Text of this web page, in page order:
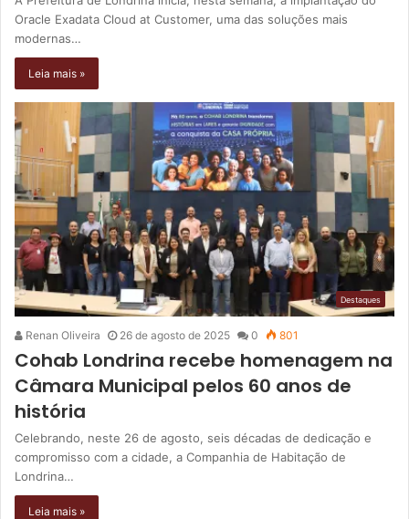
Oracle Exadata Cloud at Customer, uma das soluções mais
modernas…
Leia mais »
Destaques
Renan Oliveira 26 de agosto de 2025 0 801
Cohab Londrina recebe homenagem na
Câmara Municipal pelos 60 anos de
história
Celebrando, neste 26 de agosto, seis décadas de dedicação e
compromisso com a cidade, a Companhia de Habitação de
Londrina…
Leia mais »